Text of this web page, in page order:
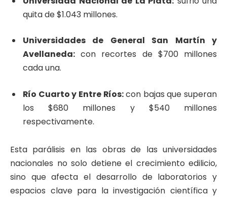
quita de $1.043 millones.
Universidades de General San Martín y
Avellaneda: con recortes de $700 millones
cada una.
Río Cuarto y Entre Ríos:con bajas que superan
los $680 millones y $540 millones
respectivamente.
Esta parálisis en las obras de las universidades
nacionales no solo detiene el crecimiento edilicio,
sino que afecta el desarrollo de laboratorios y
espacios clave para la investigación científica y